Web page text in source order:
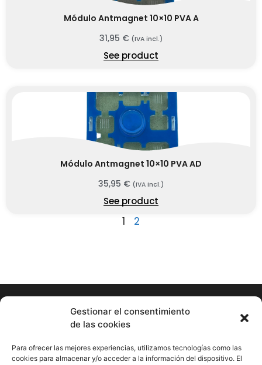
Gestionar el consentimiento
de las cookies
Para ofrecer las mejores experiencias, utilizamos tecnologías como las
cookies para almacenar y/o acceder a la información del dispositivo. El
Módulo Antmagnet 10×10 PVA A
31,95 € (IVA incl.)
See product
Módulo Antmagnet 10×10 PVA AD
35,95 € (IVA incl.)
See product
1 2
Hormigueando © Copyright 2023. Diseño web realizado por
656 582 507